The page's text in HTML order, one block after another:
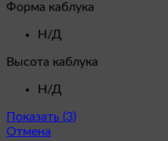
Форма каблука
Н/Д
Высота каблука
Н/Д
Показать (3)
Отмена